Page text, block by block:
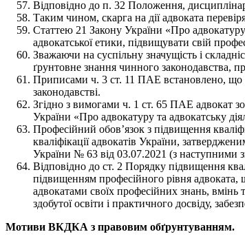
Відповідно до п. 32 Положення,
Таким чином, скарга на дії адвоката
Статтею 21 Закону України «Про адвокатуру
адвокатської етики, підвищувати свій
Зважаючи на суспільну значущість і
ґрунтовне знання чинного законодавства,
Приписами ч. 3 ст. 11 ПАЕ встановлено, що
законодавстві.
Згідно з вимогами ч. 1 ст. 65 ПАЕ адвокат
України «Про адвокатуру та адвокатську
Професійний обов’язок з підвищення
кваліфікації адвокатів України,
України № 63 від 03.07.2021 (з наступними
Відповідно до ст. 2 Порядку підвищення
підвищенням професійного рівня
адвокатами своїх професійних знань, вмінь
здобутої освіти і практичного досвіду,
Мотиви ВКДКА з правовим обґрунтуванням.